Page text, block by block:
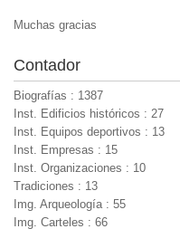
Muchas gracias
Contador
Biografías : 1387
Inst. Edificios históricos : 27
Inst. Equipos deportivos : 13
Inst. Empresas : 15
Inst. Organizaciones : 10
Tradiciones : 13
Img. Arqueología : 55
Img. Carteles : 66